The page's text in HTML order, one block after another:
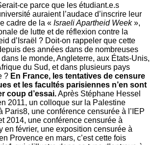
ce parce que les étudiant.e.s
auraient l’audace d’inscrire leur
cadre de la « Israeli Apartheid Week»,
de lutte et de réflexion contre la
d’Israël ? Doit-on rappeler que cette
des années dans de nombreuses
le monde, Angleterre, aux États-Unis,
du Sud, et dans plusieurs pays
? En France, les tentatives de censure
et les facultés parisiennes n’en sont
coup d’essai.Après Stéphane Hessel
2011, un colloque sur la Palestine
Paris8, une conférence censurée à l’IEP
2014, une conférence censurée à
en février, une exposition censurée à
Provence en mars, c’est cette fois